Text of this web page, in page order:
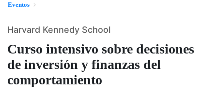
Eventos
Curso intensivo sobre decisiones
de inversión y finanzas del
comportamiento
Harvard Kennedy School